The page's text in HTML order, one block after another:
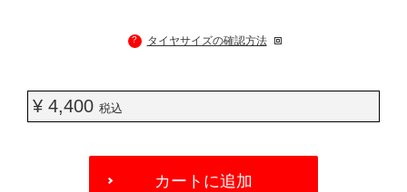
? タイヤサイズの確認方法
¥ 4,400 税込
カートに追加